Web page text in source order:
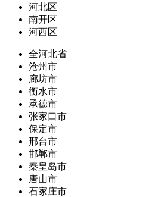
河北区
南开区
河西区
全河北省
沧州市
廊坊市
衡水市
承德市
张家口市
保定市
邢台市
邯郸市
秦皇岛市
唐山市
石家庄市